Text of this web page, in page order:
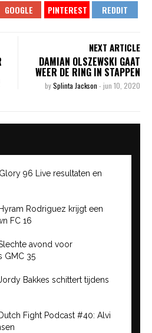
NEXT ARTICLE
DAMIAN OLSZEWSKI GAAT
WEER DE RING IN STAPPEN
bySplinta Jackson - jun 10, 2020
Glory 96 Live resultaten en
Hyram Rodriguez krijgt een
FC 16
avond voor
GMC 35
Bakkes schittert tijdens
Dutch Fight Podcast #40: Alvi